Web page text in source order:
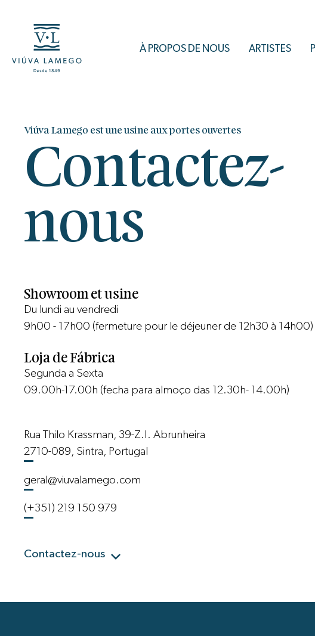
À PROPOS DE NOUS ARTISTES
Viúva Lamego est une usine aux portes ouvertes
Contactez-
nous
Showroom et usine
Du lundi au vendredi
9h00 - 17h00 (fermeture pour le déjeuner de 12h30 à 14h00)
Loja de Fábrica
Segunda a Sexta
09.00h-17.00h (fecha para almoço das 12.30h- 14.00h)
Rua Thilo Krassman, 39-Z.I. Abrunheira
2710-089, Sintra, Portugal
geral@viuvalamego.com
(+351) 219 150 979
Contactez-nous